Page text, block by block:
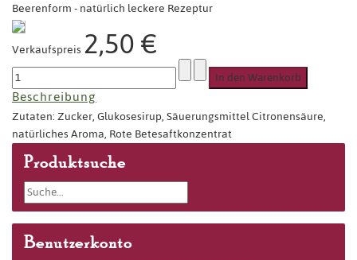
Beerenform - natürlich leckere Rezeptur
Verkaufspreis2,50 €
Beschreibung
Zutaten: Zucker, Glukosesirup, Säuerungsmittel Citronensäure,
natürliches Aroma, Rote Betesaftkonzentrat
Produktsuche
Benutzerkonto